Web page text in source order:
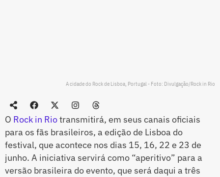
A cidade do Rock de Lisboa, Portugal - Foto: Divulgação/Rock in Rio
O Rock in Riotransmitirá, em seus canais oficiais
para os fãs brasileiros, a edição de Lisboa do
festival, que acontece nos dias 15, 16, 22 e 23 de
junho. A iniciativa servirá como “aperitivo” para a
versão brasileira do evento, que será daqui a três